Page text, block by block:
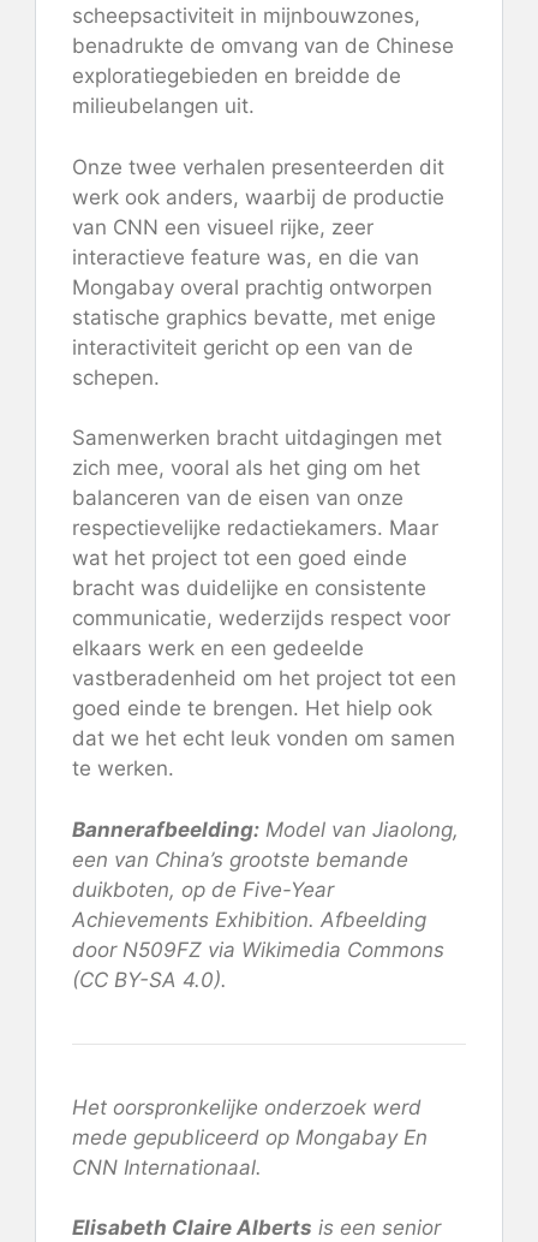
scheepsactiviteit in mijnbouwzones,
benadrukte de omvang van de Chinese
exploratiegebieden en breidde de
milieubelangen uit.
Onze twee verhalen presenteerden dit
werk ook anders, waarbij de productie
van CNN een visueel rijke, zeer
interactieve feature was, en die van
Mongabay overal prachtig ontworpen
statische graphics bevatte, met enige
interactiviteit gericht op een van de
schepen.
Samenwerken bracht uitdagingen met
zich mee, vooral als het ging om het
balanceren van de eisen van onze
respectievelijke redactiekamers. Maar
wat het project tot een goed einde
bracht was duidelijke en consistente
communicatie, wederzijds respect voor
elkaars werk en een gedeelde
vastberadenheid om het project tot een
goed einde te brengen. Het hielp ook
dat we het echt leuk vonden om samen
te werken.
Bannerafbeelding: Model van Jiaolong,
een van China’s grootste bemande
duikboten, op de Five-Year
Achievements Exhibition. Afbeelding
door N509FZ via Wikimedia Commons
(CC BY-SA 4.0).
Het oorspronkelijke onderzoek werd
mede gepubliceerd op MongabayEn
CNN Internationaal.
Elisabeth Claire Alberts is een senior